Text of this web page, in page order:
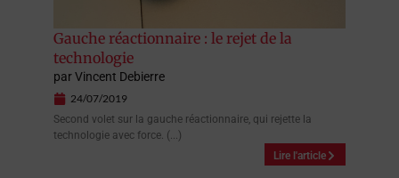
Gauche réactionnaire : le rejet de la
technologie
parVincent Debierre
24/07/2019
Second volet sur la gauche réactionnaire, qui rejette la
technologie avec force. (...)
Lire l'article